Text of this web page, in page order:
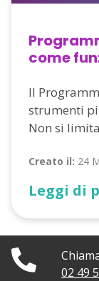
come
Il
strumenti
Non si
Creato il: 24
Leggi di
02 49